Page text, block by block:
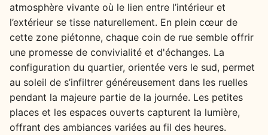
atmosphère vivante où le lien entre l’intérieur et
l’extérieur se tisse naturellement. En plein cœur de
cette zone piétonne, chaque coin de rue semble offrir
une promesse de convivialité et d'échanges. La
configuration du quartier, orientée vers le sud, permet
au soleil de s’infiltrer généreusement dans les ruelles
pendant la majeure partie de la journée. Les petites
places et les espaces ouverts capturent la lumière,
offrant des ambiances variées au fil des heures.